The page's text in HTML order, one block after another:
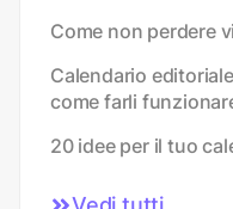
Come non perdere
Calendario
come farli
20 idee per il tuo